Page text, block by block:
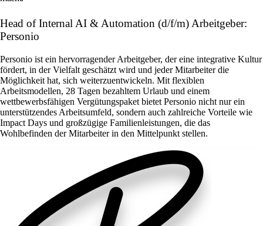
Head of Internal AI & Automation (d/f/m) Arbeitgeber:
Personio
Personio ist ein hervorragender Arbeitgeber, der eine integrative Kultur
fördert, in der Vielfalt geschätzt wird und jeder Mitarbeiter die
Möglichkeit hat, sich weiterzuentwickeln. Mit flexiblen
Arbeitsmodellen, 28 Tagen bezahltem Urlaub und einem
wettbewerbsfähigen Vergütungspaket bietet Personio nicht nur ein
unterstützendes Arbeitsumfeld, sondern auch zahlreiche Vorteile wie
Impact Days und großzügige Familienleistungen, die das
Wohlbefinden der Mitarbeiter in den Mittelpunkt stellen.